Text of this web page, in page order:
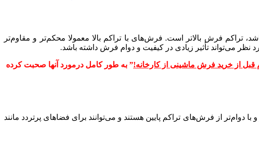
تراکم فرش بالاتر است. فرش‌های با تراکم بالا معمولا محکم‌تر و مقاوم‌تر
می‌تواند تأثیر زیادی در کیفیت و دوام فرش داشته باشد.
قبل از خرید فرش ماشینی از کارخانه!” به طور کامل درمورد آنها صحبت کرده
از فرش‌های تراکم پایین هستند و می‌توانند برای فضاهای پرتردد مانند